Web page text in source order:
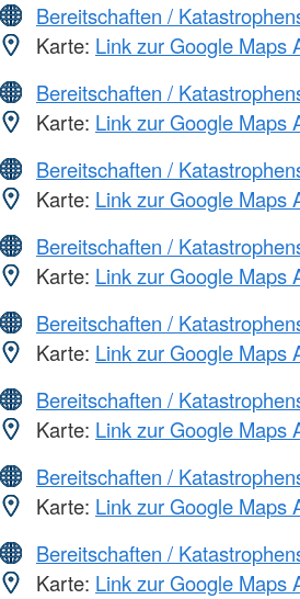
Bereitschaften /
Karte: Link zur Google Maps
Bereitschaften /
Karte: Link zur Google Maps
Bereitschaften /
Karte: Link zur Google Maps
Bereitschaften /
Karte: Link zur Google Maps
Bereitschaften /
Karte: Link zur Google Maps
Bereitschaften /
Karte: Link zur Google Maps
Bereitschaften /
Karte: Link zur Google Maps
Bereitschaften /
Karte: Link zur Google Maps